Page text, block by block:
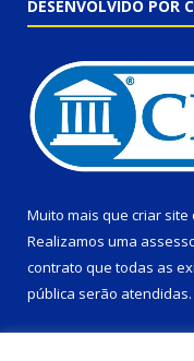
DESENVOLVIDO POR
Muito mais que criar site
Realizamos uma
contrato que todas as
pública serão atendidas.